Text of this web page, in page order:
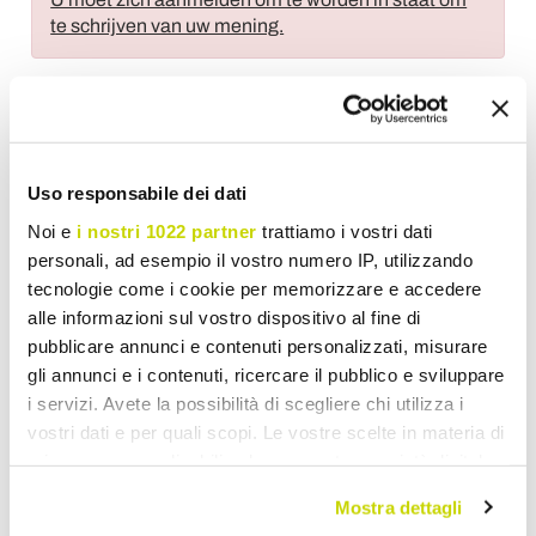
Uso responsabile dei dati
Noi e i nostri 1022 partner trattiamo i vostri dati
personali, ad esempio il vostro numero IP, utilizzando
tecnologie come i cookie per memorizzare e accedere
alle informazioni sul vostro dispositivo al fine di
pubblicare annunci e contenuti personalizzati, misurare
gli annunci e i contenuti, ricercare il pubblico e sviluppare
i servizi. Avete la possibilità di scegliere chi utilizza i
vostri dati e per quali scopi. Le vostre scelte in materia di
modificare o revocare il proprio consenso in qualsiasi
Mostra dettagli
te schrijven van uw mening.
Voeg toe aan wens Lijst
Stuur uw mening over dit product Print
Luxe Vazen